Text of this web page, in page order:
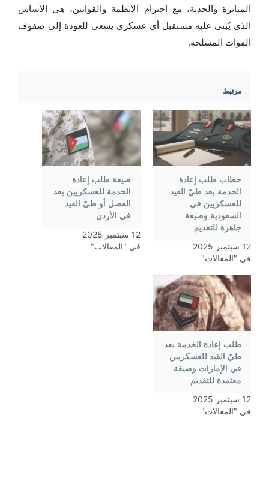
المثابرة والجدية، مع احترام الأنظمة والقوانين، هي الأساس
الذي يُبنى عليه مستقبل أي عسكري يسعى للعودة إلى صفوف
القوات المسلحة.
مرتبط
خطاب طلب إعادة
الخدمة بعد طيّ القيد
للعسكريين في
السعودية وصيغة
جاهزة للتقديم
12 سبتمبر 2025
في "المقالات"
صيغة طلب إعادة
الخدمة للعسكريين بعد
الفصل أو طيّ القيد
في الأردن
12 سبتمبر 2025
في "المقالات"
طلب إعادة الخدمة بعد
طيّ القيد للعسكريين
في الإمارات وصيغة
معتمدة للتقديم
12 سبتمبر 2025
في "المقالات"